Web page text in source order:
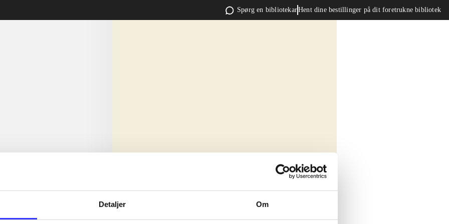
Detaljer Om
Spørg en bibliotekarHent dine bestillinger på dit foretrukne bibliotek
sit amet ...
sit amet ...